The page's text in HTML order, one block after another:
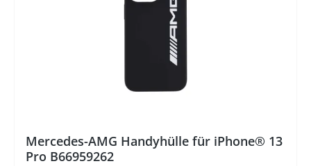
Mercedes-AMG Handyhülle für iPhone® 13
Pro B66959262